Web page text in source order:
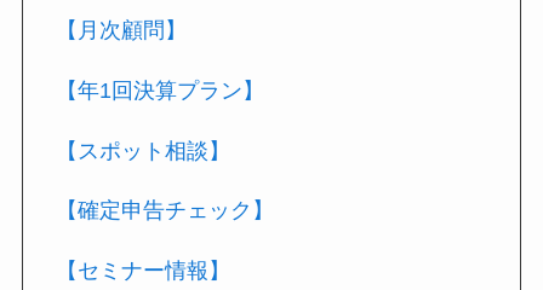
【月次顧問】
【年1回決算プラン】
【スポット相談】
【確定申告チェック】
【セミナー情報】